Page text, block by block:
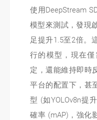
使用DeepStream
模型來測試，發現
足提升1.5至2倍。
行的模型，現在僅
定，還能維持即時
平台的配置下，甚
型 (如YOLOv8n提
確率 (mAP)，強化